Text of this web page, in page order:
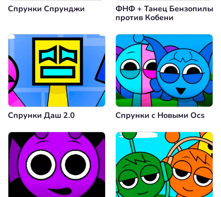
Спрунки Спрунджи
ФНФ + Танец Бензопилы
против Кобени
Спрунки Даш 2.0 Спрунки с Новыми Ocs